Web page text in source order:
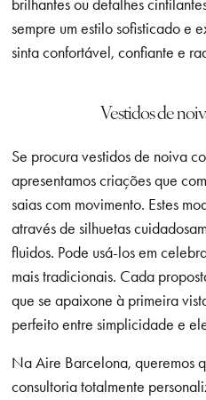
brilhantes ou detalhes
sempre um estilo sofisticado e
sinta confortável, confiante e
Vestidos de
Se procura vestidos de noiva
apresentamos criações que
saias com movimento. Estes
através de silhuetas
fluidos. Pode usá-los em
mais tradicionais. Cada
que se apaixone à primeira
perfeito entre simplicidade e
Na Aire Barcelona, queremos
consultoria totalmente